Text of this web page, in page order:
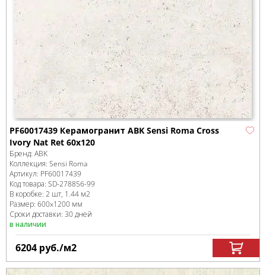
PF60017439 Керамогранит ABK Sensi Roma Cross
Ivory Nat Ret 60x120
Бренд: ABK
Коллекция: Sensi Roma
Артикул: PF60017439
Код товара: SD-278856-99
В коробке: 2 шт, 1.44 м2
Размер: 600x1200 мм
Сроки доставки: 30 дней
в наличии
6204 руб./м2